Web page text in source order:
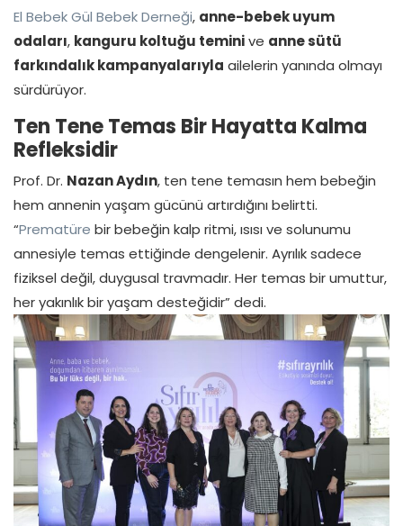
El Bebek Gül Bebek Derneği, anne-bebek uyum
odaları, kanguru koltuğu teminive anne sütü
farkındalık kampanyalarıyla ailelerin yanında olmayı
sürdürüyor.
Ten Tene Temas Bir Hayatta Kalma
Refleksidir
Prof. Dr. Nazan Aydın, ten tene temasın hem bebeğin
hem annenin yaşam gücünü artırdığını belirtti.
“Prematüre bir bebeğin kalp ritmi, ısısı ve solunumu
annesiyle temas ettiğinde dengelenir. Ayrılık sadece
fiziksel değil, duygusal travmadır. Her temas bir umuttur,
her yakınlık bir yaşam desteğidir” dedi.